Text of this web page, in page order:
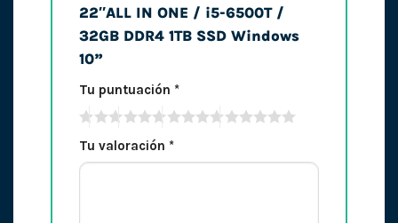
22″ALL IN ONE / i5-6500T /
32GB DDR4 1TB SSD Windows
10”
Tu puntuación *
Tu valoración *